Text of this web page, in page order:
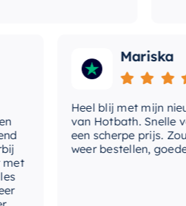
Mariska
Heel blij met mijn nieuwe
van Hotbath. Snelle
een scherpe prijs. Zou
weer bestellen, goede